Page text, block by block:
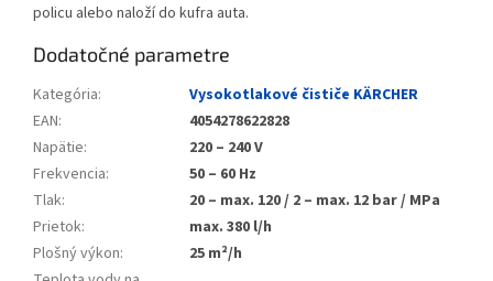
policu alebo naloží do kufra auta.
Dodatočné parametre
Kategória:
Vysokotlakové čističe KÄRCHER
EAN:
4054278622828
Napätie:
220 – 240 V
Frekvencia:
50 – 60 Hz
Tlak:
20 – max. 120 / 2 – max. 12 bar / MPa
Prietok:
max. 380 l/h
Plošný výkon:
25 m²/h